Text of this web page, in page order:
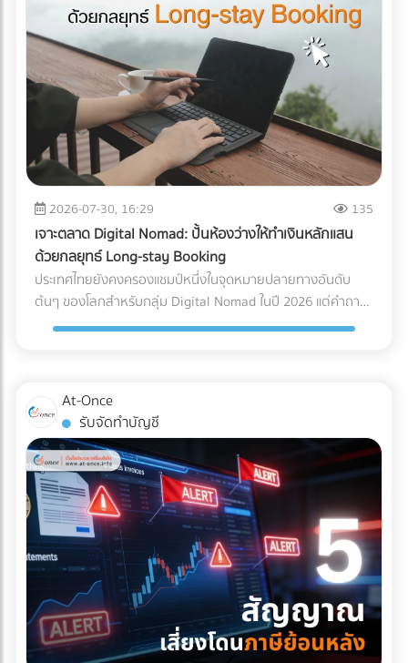
ประเมินความคุ้มค่า: สรุปแล้วคุ้มทุนหรือไม่? เพื่อความเข้าใจที่
ชัดเจน ลองดูตารางเปรียบเทียบระหว่างระบบเดิมกับระบบใหม่
ครับ คำตอบคือ: "คุ้มค่าอย่างแน่นอน" หากโรงงานของคุณจัด
อยู่ในกลุ่มที่มูลค่าความเสียหายจากไฟดับ 1 ครั้ง มีมูลค่าสูง (เช่น
โรงงานพลาสติก, เซมิคอนดักเตอร์, อาหารแช่แข็ง, ยาและ
เวชภัณฑ์) การมีระบบ Industrial ESS จะเปรียบเสมือนการซื้อ
"ประกันภัยความเสี่ยงทางธุรกิจ" ที่แถมโบนัสเป็นการช่วยหั่นค่าไฟ
ในทุกๆ เดือน ยกระดับโรงงานสู่ความยั่งยืนแบบไม่มีสะดุด ในปี
2026 การติดตั้ง Solar Cell สำหรับธุรกิจ B2B ไม่ได้จบแค่เรื่อง
การลดค่าไฟ แต่คือการบริหารความเสี่ยง (Risk Management)
และตอบรับกระแสลดคาร์บอน (ESG/Carbon Footprint) เพื่อ
รักษาความสามารถในการแข่งขันบนเวทีโลก การออกแบบระบบ
Solar Hybrid และ Industrial ESS ต้องอาศัยความเชี่ยวชาญ
ทางวิศวกรรมขั้นสูง ทั้งการคำนวณโหลดไฟฟ้า การเลือกขนาด
แบตเตอรี่ และการขออนุญาตขนานไฟอย่างถูกต้อง หากคุณเป็น
บริษัทรับติดตั้งโซลาร์เซลล์อุตสาหกรรมชั้นนำของประเทศไทยได้
ฟรีที่ At-once แพลตฟอร์มที่เชื่อมโยงธุรกิจ B2B ให้เจอกับพาร์ท
เนอร์ตัวจริง ช่วยให้โรงงานของคุณเดินหน้าต่อได้อย่างมั่นคง
และไม่มีวันสะดุด!
เครื่องมือแพทย์ต้องรู้ในปี 2026 ครับ 3 ความเสี่ยงแฝงที่เครื่อง
มือแพทย์ต้องเผชิญระหว่างขนส่ง การใช้รถบรรทุกธรรมดาเพื่อ
ขนส่งอุปกรณ์ที่เปราะบาง ถือเป็นการรับความเสี่ยงที่ได้ไม่คุ้มเสีย
นี่คือ 3 ปัญหาหลักที่มักทำให้อุปกรณ์พังจากภายใน: แรงสั่น
สะเทือน (Vibration & Micro-shocks): เลนส์ เลเซอร์ และ
เซนเซอร์ภายในอุปกรณ์มีความเปราะบางสูงมาก แรงสั่นสะเทือน
จากพื้นถนนที่ไม่ราบเรียบสม่ำเสมอ สามารถทำให้แผงวงจรหลวม
หรือระบบเซนเซอร์รวนได้โดยที่ภายนอกยังดูปกติสมบูรณ์ การ
เปลี่ยนแปลงอุณหภูมิและความชื้น (Temperature & Humidity
Excursions): อุปกรณ์อิเล็กทรอนิกส์ทางการแพทย์หลายชนิดมี
ข้อกำหนดเรื่องอุณหภูมิที่ชัดเจน การอยู่ในตู้ขนส่งที่ร้อนอบอ้า
วนานๆ หรือเจอความชื้นสูง อาจทำให้เกิดสนิม คราบตะกรัน หรือ
ไฟฟ้าลัดวงจรเมื่อเปิดใช้งาน การเอียงและการกระแทก (Tilt &
Drop): เครื่องมือขนาดใหญ่บางชนิดถูกระบุไว้ในคู่มือวิศวกรรม
เลยว่า "ห้ามเอียงเกินกี่องศา" การใช้พนักงานยกของ (Porter)
ทั่วไปที่ไม่มีความเชี่ยวชาญ อาจทำให้สารทำความเย็นรั่วไหล หรือ
บริการขนส่ง (3PL) ระดับพรีเมียมที่จะมาดูแลสินค้าหลักล้านของ
คุณ ควรต้องมีคุณสมบัติและเทคโนโลยีที่ออกแบบมาเพื่อการ
แพทย์โดยเฉพาะ ดังนี้: รถขนส่งระบบกันสะเทือนแบบถุงลม (Air-
Ride Suspension): นี่คือหัวใจสำคัญ! ต้องใช้รถบรรทุกที่ติดตั้ง
ช่วงล่างแบบถุงลมเท่านั้น เพื่อดูดซับแรงสั่นสะเทือนและแรง
กระแทกจากพื้นถนนให้เหลือน้อยที่สุด คุ้มครองเซนเซอร์ภายใน
เครื่องจักรให้อยู่ในสภาพ 100% บริการ White Glove Service:
การขนส่งระดับนี้ไม่ได้จบแค่การดรอปของไว้หน้าประตูโรง
พยาบาล แต่ทีมขนส่งต้องมีความเชี่ยวชาญในการแกะกล่อง
(Unpacking) นำเครื่องมือเข้าไปติดตั้งยังห้องปฏิบัติการที่ซับ
ซ้อน และจัดการนำขยะบรรจุภัณฑ์กลับไปทิ้งอย่างถูกวิธี
มาตรฐานคุณภาพระดับสากล (Certifications): พาร์ทเนอร์ด้าน
2026-07-30, 16:29 135
เจาะตลาด Digital Nomad: ปั้นห้องว่างให้ทำเงินหลักแสน
ด้วยกลยุทธ์ Long-stay Booking
ประเทศไทยยังคงครองแชมป์หนึ่งในจุดหมายปลายทางอันดับ
ต้นๆ ของโลกสำหรับกลุ่ม Digital Nomad ในปี 2026 แต่คำถาม
ที่น่าสนใจคือ... ทำไมรายได้มหาศาลจากคนกลุ่มนี้ ถึงไปตกอยู่กับ
Agencies) และขายห้องพักแบบ "รายวัน" ซึ่งไม่ตอบโจทย์ชาว
Nomad ที่ต้องการพำนักระยะยาว (1-6 เดือน) หากคุณเป็น
เจ้าของโรงแรมหรือผู้บริหารที่ต้องการเพิ่ม Occupancy Rate
โดยเฉพาะในช่วง Low Season นี่คือจังหวะทองในการปรับ
กลยุทธ์ครับ ทำไมการตลาดแบบเดิมถึงปิดการขายกลุ่ม Nomad
ไม่ได้? พฤติกรรมการจองที่พักของกลุ่ม Digital Nomad นั้นต่าง
จากนักท่องเที่ยวทั่วไปอย่างสิ้นเชิง พวกเขาไม่ได้มองหาสระว่าย
น้ำสวยๆ หรืออาหารเช้าแบบบุฟเฟต์เป็นอันดับแรก แต่พวกเขา
กำลังมองหา "ออฟฟิศส่วนตัวที่พักผ่อนได้" 3 กลยุทธ์เปลี่ยน
โรงแรมให้เป็น Nomad Hub ที่ทำกำไรสูงสุด หากต้องการดึงดูด
ลูกค้ากลุ่มนี้ให้ยอมจ่ายเงินหลักหมื่นถึงหลักแสนเพื่อเข้าพักระยะ
ยาว คุณต้องปรับแต่งการนำเสนอใหม่ ดังนี้: 1. สร้าง Landing
At-Once
รับจัดทำบัญชี